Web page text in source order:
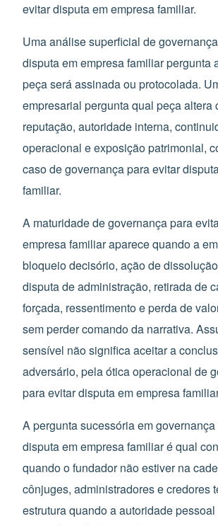
evitar disputa em empresa familiar.
Uma análise superficial de
disputa em empresa familiar pergunta
peça será assinada ou protocolada.
empresarial pergunta qual peça altera
reputação, autoridade interna,
operacional e exposição patrimonial,
caso de governança para evitar
familiar.
A maturidade de governança para
empresa familiar aparece quando a
bloqueio decisório, ação de
disputa de administração, retirada de
forçada, ressentimento e perda de
sem perder comando da narrativa.
sensível não significa aceitar a
adversário, pela ótica operacional de
para evitar disputa em empresa
A pergunta sucessória em
disputa em empresa familiar é qual
quando o fundador não estiver na
cônjuges, administradores e credores
estrutura quando a autoridade